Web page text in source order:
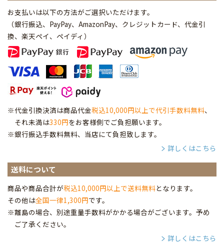
お支払いは以下の方法がご選択いただけます。
（銀行振込、PayPay、AmazonPay、クレジットカード、代金引
換、楽天ペイ、ペイディ ）
※代金引換決済は商品代金税込10,000円以上で代引手数料無料、
それ未満は330円をお客様側でご負担願います。
※銀行振込手数料無料、当店にて負担致します。
詳しくはこちら
送料について
商品や商品合計が税込10,000円以上で送料無料となります。
その他は全国一律1,300円です。
※離島の場合、別途重量手数料がかかる場合がございます。予め
ご了承ください。
詳しくはこちら